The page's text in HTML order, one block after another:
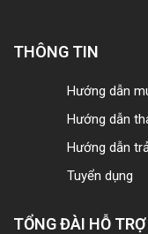
THÔNG TIN
Hướng dẫn
Hướng dẫn
Hướng dẫn
Tuyển dụng
TỔNG ĐÀI HỖ